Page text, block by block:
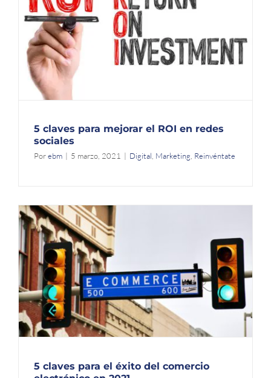
5 claves para mejorar el ROI en redes
sociales
Porebm | 5 marzo, 2021 | Digital Marketing Reinvéntate
5 claves para el éxito del comercio